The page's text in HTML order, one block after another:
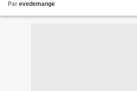
Par evedemange